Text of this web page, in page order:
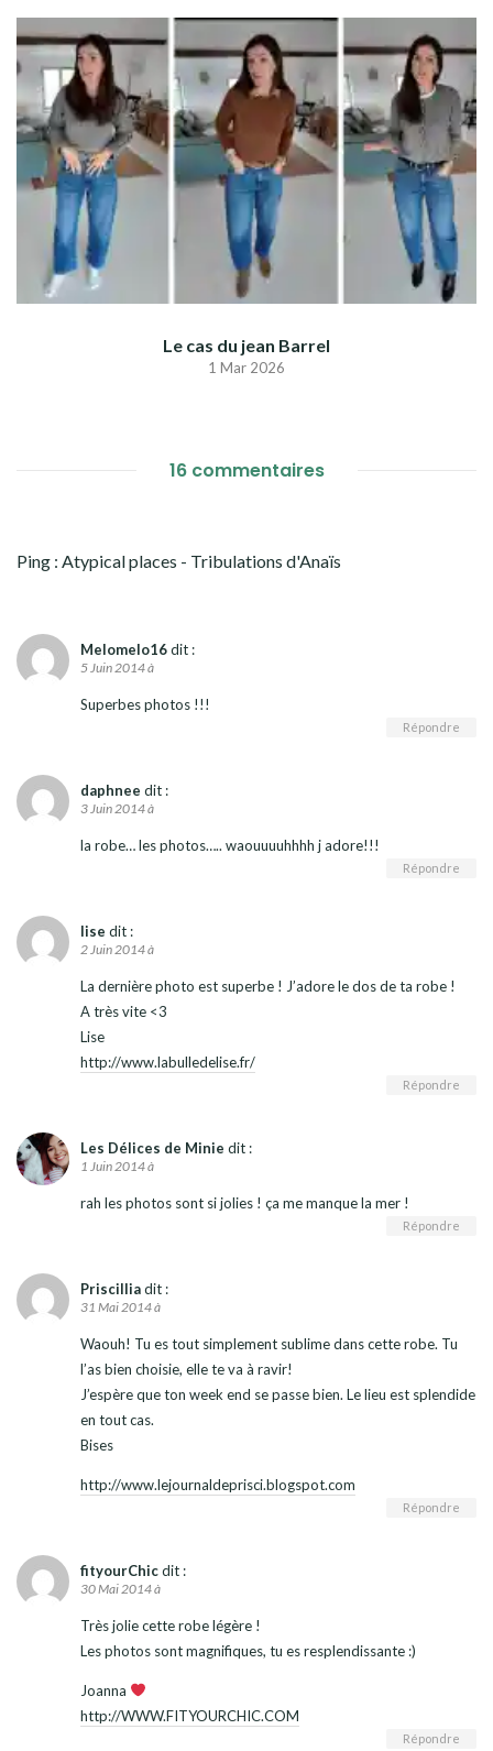
Le cas du jean Barrel
1 Mar 2026
16 commentaires
Ping : Atypical places - Tribulations d'Anaïs
Melomelo16dit :
5 Juin 2014 à
Superbes photos !!!
Répondre
daphnee dit :
3 Juin 2014 à
la robe… les photos….. waouuuuhhhh j adore!!!
Répondre
lise dit :
2 Juin 2014 à
La dernière photo est superbe ! J’adore le dos de ta robe !
A très vite <3
Lise
http://www.labulledelise.fr/
Répondre
Les Délices de Minie dit :
1 Juin 2014 à
rah les photos sont si jolies ! ça me manque la mer !
Répondre
Priscilliadit :
31 Mai 2014 à
Waouh! Tu es tout simplement sublime dans cette robe. Tu
l’as bien choisie, elle te va à ravir!
J’espère que ton week end se passe bien. Le lieu est splendide
en tout cas.
Bises
http://www.lejournaldeprisci.blogspot.com
Répondre
fityourChicdit :
30 Mai 2014 à
Très jolie cette robe légère !
Les photos sont magnifiques, tu es resplendissante :)
Joanna
http://WWW.FITYOURCHIC.COM
Répondre